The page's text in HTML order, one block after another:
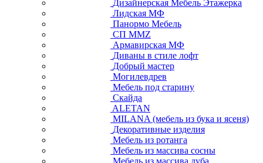
Дизайнерская Мебель Этажерка
Лидская МФ
Панормо Мебель
СП ММZ
Армавирская МФ
Диваны в стиле лофт
Добрый мастер
Могилевдрев
Мебель под старину
Скайда
ALETAN
MILANA (мебель из бука и ясеня)
Декоративные изделия
Мебель из ротанга
Мебель из массива сосны
Мебель из массива дуба